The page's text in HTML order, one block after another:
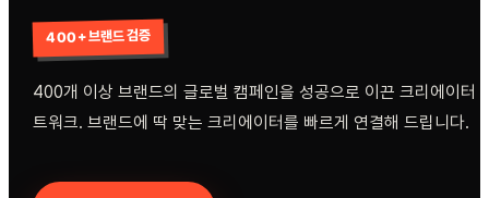
400+ 브랜드 검증
400개 이상 브랜드의 글로벌 캠페인을 성공으로 이끈 크리에이터
트워크. 브랜드에 딱 맞는 크리에이터를 빠르게 연결해 드립니다.